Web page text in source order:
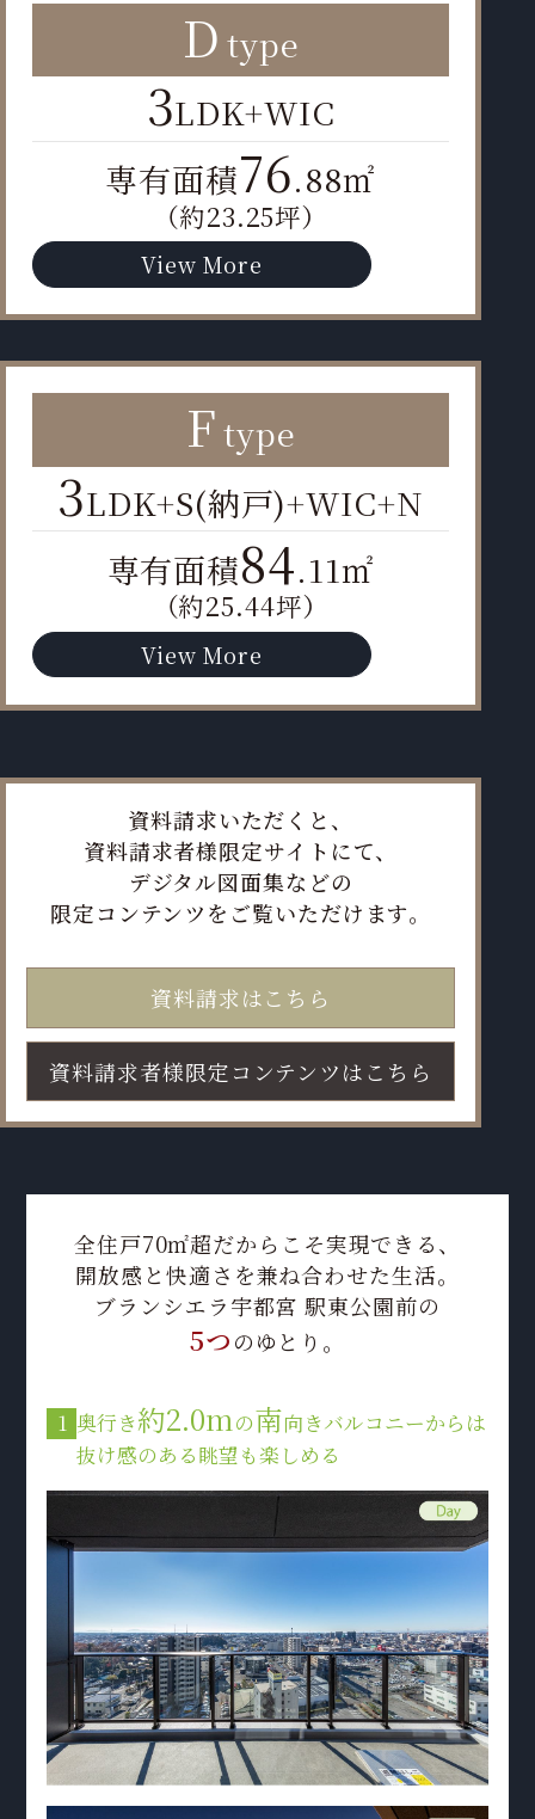
D type
3LDK+WIC
専有面積76.88㎡
（約23.25坪）
View More
Ftype
3LDK+S(納戸)+WIC+N
専有面積84.11㎡
（約25.44坪）
View More
資料請求いただくと、
資料請求者様限定サイトにて、
デジタル図面集などの
限定コンテンツをご覧いただけます。
資料請求はこちら
資料請求者様限定コンテンツはこちら
全住戸70㎡超だからこそ実現できる、
開放感と快適さを兼ね合わせた生活。
ブランシエラ宇都宮 駅東公園前の
5つのゆとり。
1 奥行き約2.0mの南向きバルコニーからは
抜け感のある眺望も楽しめる